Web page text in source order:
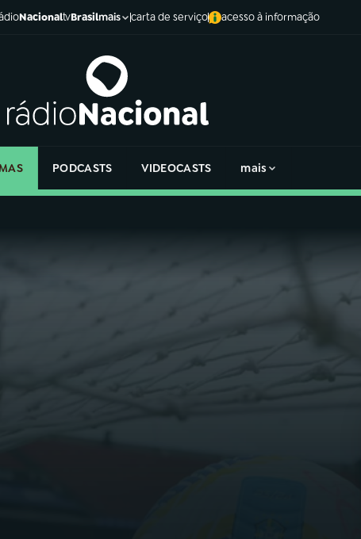
NacionaltvBrasilmais carta de serviço acesso à informação
PODCASTS VIDEOCASTS mais